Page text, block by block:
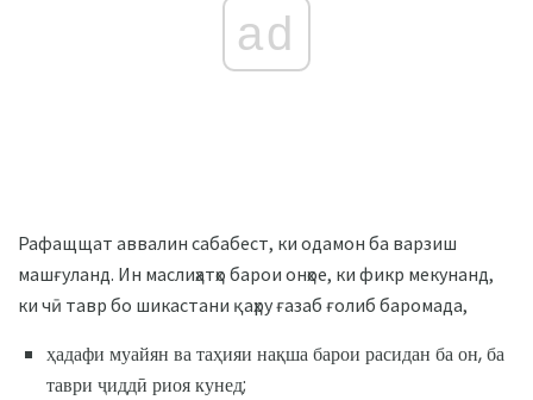
ad
Рафащщат аввалин сабабест, ки одамон ба варзиш
машғуланд. Ин маслиҳатҳо барои онҳое, ки фикр мекунанд,
ки чӣ тавр бо шикастани қаҳру ғазаб ғолиб баромада,
ҳадафи муайян ва таҳияи нақша барои расидан ба он, ба
таври ҷиддӣ риоя кунед;